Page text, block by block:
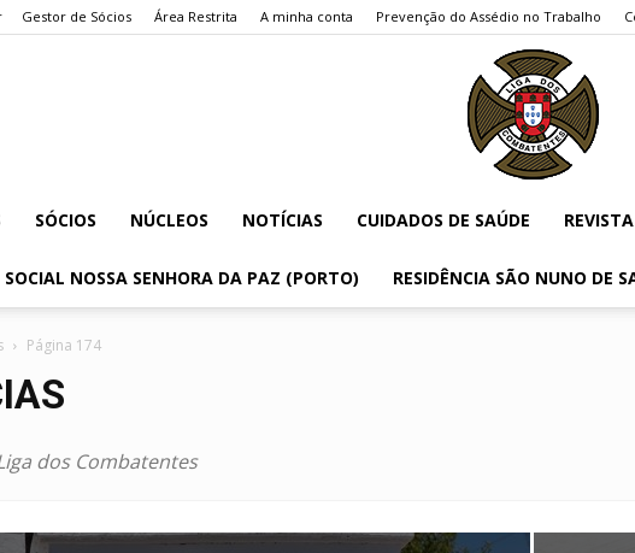
Gestor de Sócios Área Restrita A minha conta Prevenção do Assédio no Trabalho
SÓCIOS NÚCLEOS NOTÍCIAS CUIDADOS DE SAÚDE REVISTA
SOCIAL NOSSA SENHORA DA PAZ (PORTO) RESIDÊNCIA SÃO NUNO DE
Página 174
dos Combatentes